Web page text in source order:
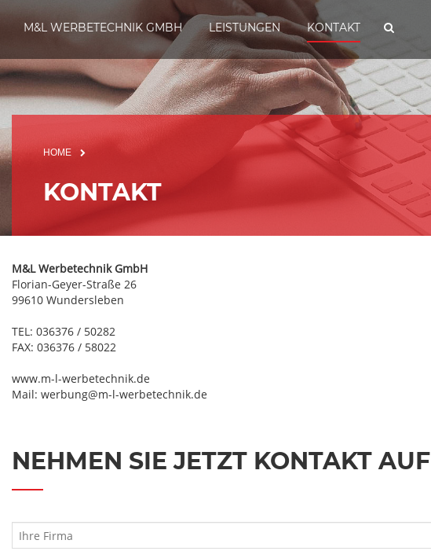
M&L WERBETECHNIK GMBH LEISTUNGEN KONTAKT
HOME
KONTAKT
M&L Werbetechnik GmbH
Florian-Geyer-Straße 26
99610 Wundersleben
TEL: 036376 / 50282
FAX: 036376 / 58022
www.m-l-werbetechnik.de
Mail: werbung@m-l-werbetechnik.de
NEHMEN SIE JETZT KONTAKT AUF